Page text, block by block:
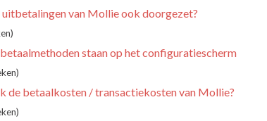
van Mollie ook doorgezet?
staan op het configuratiescherm
de betaalkosten / transactiekosten van Mollie?